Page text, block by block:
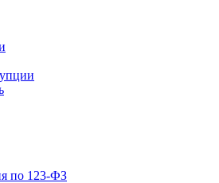
по 123-ФЗ